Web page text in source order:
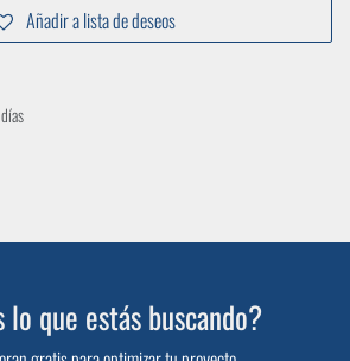
Añadir a lista de deseos
que estás buscando?